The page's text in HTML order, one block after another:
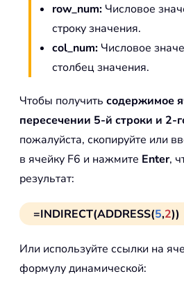
row_num: Числовое
строку значения.
col_num: Числовое
столбец значения.
Чтобы получить содержимое
пересечении 5-й строки и 2-
пожалуйста, скопируйте или
в ячейку F6 и нажмите Enter,
результат:
=INDIRECT(ADDRESS(5,2))
Или используйте ссылки на
формулу динамической: